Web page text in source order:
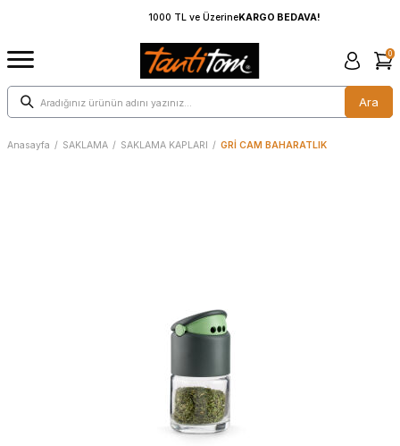
1000 TL ve ÜzerineKARGO BEDAVA!
Ara
0
Anasayfa / SAKLAMA / SAKLAMA KAPLARI / GRİ CAM BAHARATLIK